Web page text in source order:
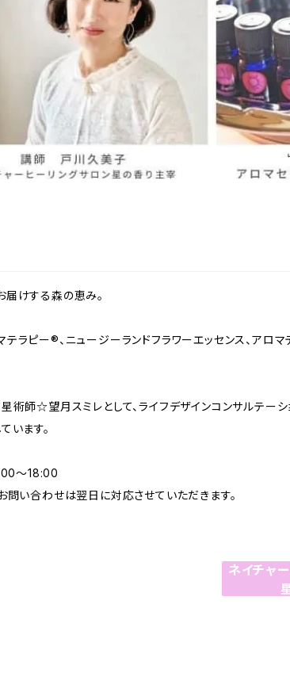
けする森の恵み。
テラピー®︎、ニュージーランドフラワーエッセンス、ア
術師☆望月スミレとして、ライフデザインコンサルテー
います。
〜18:00
問い合わせは翌日に対応させていただきます。
ネイチャ